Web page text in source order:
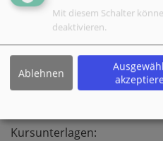
Crashkurs Ausbilder (AEVO)
©Heike Jansen
Kursunterlagen:
Mit diesem Schalter
deaktivieren.
Ablehnen